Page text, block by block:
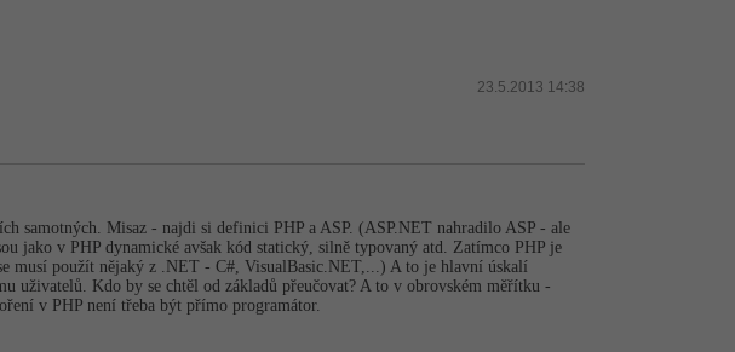
23.5.2013 14:38
samotných. Misaz - najdi si definici PHP a ASP. (ASP.NET nahradilo ASP - ale
jako v PHP dynamické avšak kód statický, silně typovaný atd. Zatímco PHP je
musí použít nějaký z .NET - C#, VisualBasic.NET,­...) A to je hlavní úskalí
uživatelů. Kdo by se chtěl od základů přeučovat? A to v obrovském měřítku -
v PHP není třeba být přímo programátor.